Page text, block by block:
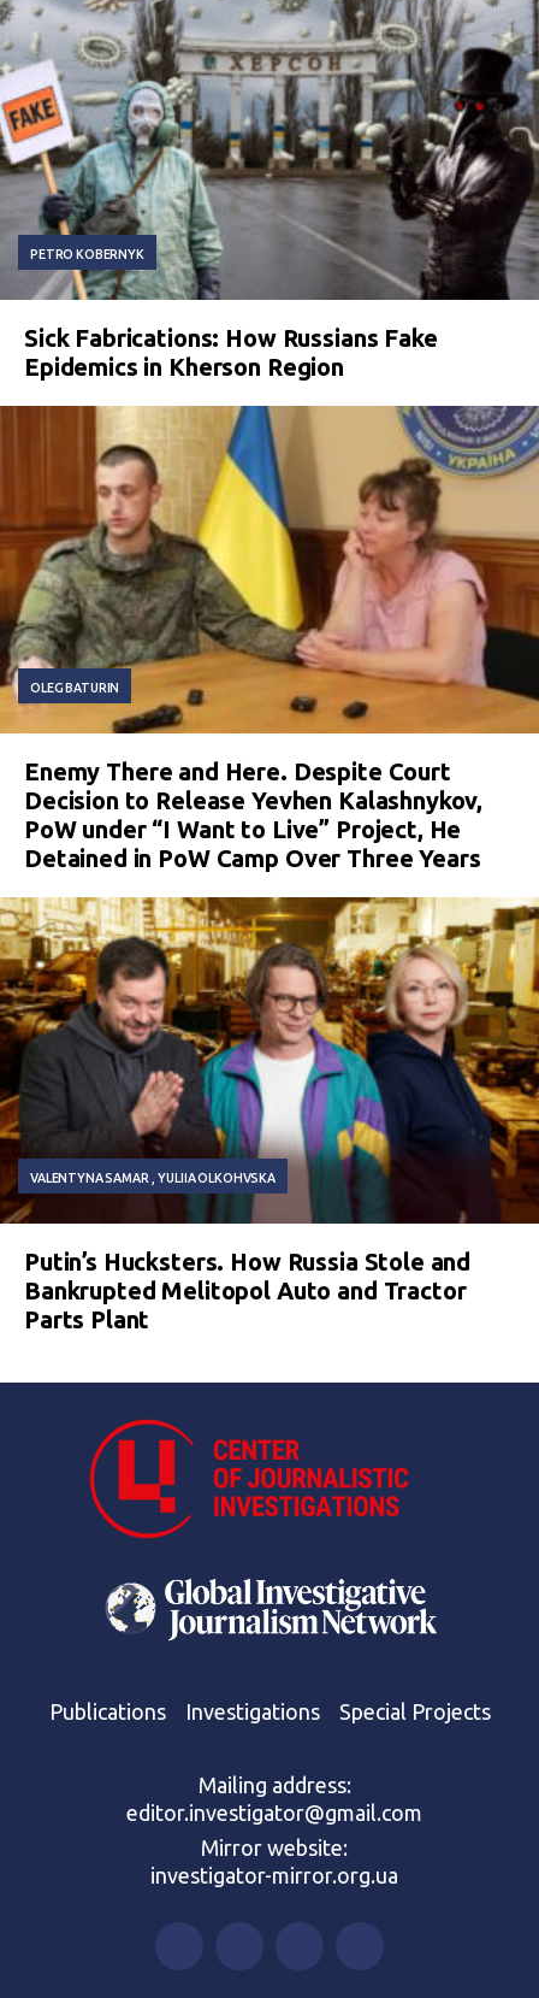
PETRO KOBERNYK
Sick Fabrications: How Russians Fake
Epidemics in Kherson Region
OLEG BATURIN
Enemy There and Here. Despite Court
Decision to Release Yevhen Kalashnykov,
PoW under “I Want to Live” Project, He
Detained in PoW Camp Over Three Years
VALENTYNA SAMAR YULIIA OLKOHVSKA
Putin’s Hucksters. How Russia Stole and
Bankrupted Melitopol Auto and Tractor
Parts Plant
Publications Investigations Special Projects
Mailing address:
editor.investigator@gmail.com
Mirror website:
investigator-mirror.org.ua